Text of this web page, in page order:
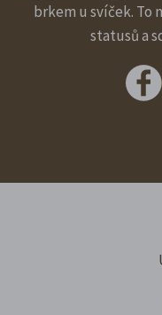
brkem u svíček. To
statusů a